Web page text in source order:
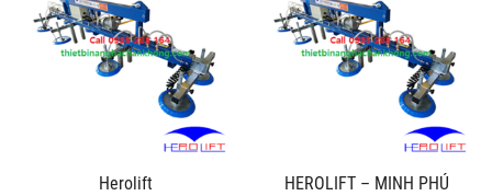
Herolift HEROLIFT – MINH PHÚ